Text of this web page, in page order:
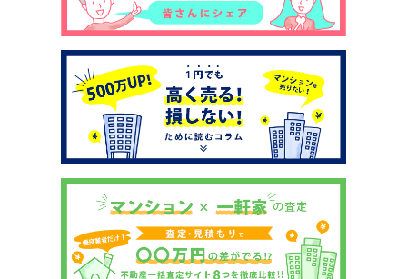
イエジンくんの紹介
運営会社
運営会社
利用規約について
掲載受付窓口はこちら